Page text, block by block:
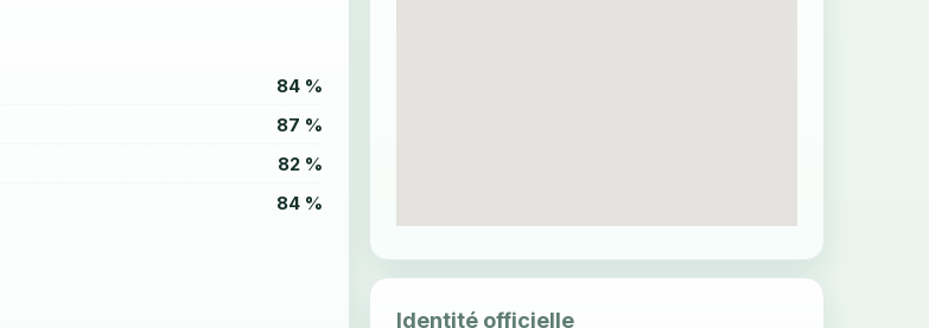
84 %
87 %
82 %
84 %
Identité officielle